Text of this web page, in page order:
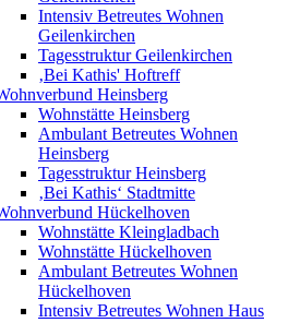
Intensiv Betreutes Wohnen
Geilenkirchen
Tagesstruktur Geilenkirchen
‚Bei Kathis' Hoftreff
Heinsberg
Wohnstätte Heinsberg
Ambulant Betreutes Wohnen
Heinsberg
Tagesstruktur Heinsberg
‚Bei Kathis‘ Stadtmitte
Hückelhoven
Wohnstätte Kleingladbach
Wohnstätte Hückelhoven
Ambulant Betreutes Wohnen
Hückelhoven
Intensiv Betreutes Wohnen Haus